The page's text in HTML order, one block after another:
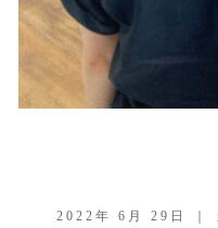
2022年 6月 29日 ｜